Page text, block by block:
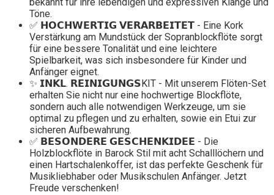
Töne.
✅ 𝗛𝗢𝗖𝗛𝗪𝗘𝗥𝗧𝗜𝗚 𝗩𝗘𝗥𝗔𝗥𝗕𝗘𝗜𝗧𝗘𝗧 - Eine Kork
Verstärkung am Mundstück der Sopranblockflöte sorgt
für eine bessere Tonalität und eine leichtere
Spielbarkeit, was sich insbesondere für Kinder und
Anfänger eignet.
✨ 𝗜𝗡𝗞𝗟. 𝗥𝗘𝗜𝗡𝗜𝗚𝗨𝗡𝗚𝗦KIT - Mit unserem Flöten-Set
erhalten Sie nicht nur eine hochwertige Blockflöte,
sondern auch alle notwendigen Werkzeuge, um sie
optimal zu pflegen und zu erhalten, sowie ein Etui zur
sicheren Aufbewahrung.
✅ 𝗕𝗘𝗦𝗢𝗡𝗗𝗘𝗥𝗘 𝗚𝗘𝗦𝗖𝗛𝗘𝗡𝗞𝗜𝗗𝗘𝗘 - Die
Holzblockflöte in Barock Stil mit acht Schalllöchern und
einen Hartschalenkoffer, ist das perfekte Geschenk für
Musikliebhaber oder Musikschulen Anfänger. Jetzt
Freude verschenken!